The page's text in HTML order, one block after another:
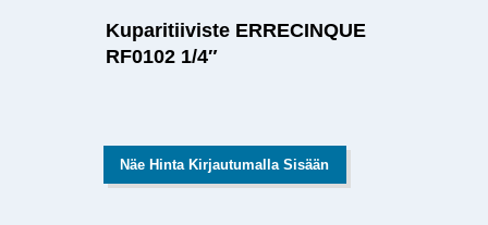
Kuparitiiviste ERRECINQUE
RF0102 1/4″
Näe Hinta Kirjautumalla Sisään